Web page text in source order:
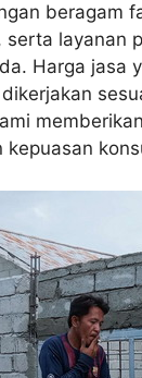
beragam
layanan
Harga jasa